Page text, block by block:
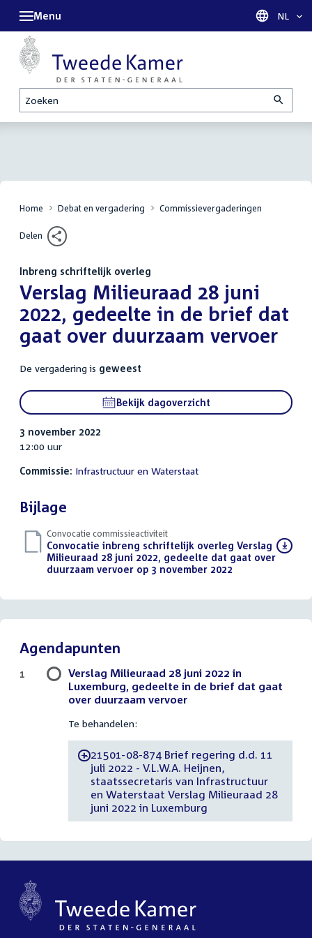
Zoeken
Menu Taal
NL
Home Debat en vergadering Commissievergaderingen
Delen
Inbreng schriftelijk overleg
:Verslag Milieuraad 28 juni
2022, gedeelte in de brief dat
gaat over duurzaam vervoer
De vergadering is geweest
Bekijk dagoverzicht
3 november 2022
12:00 uur
Commissie: Infrastructuur en Waterstaat
Bijlage
Convocatie commissieactiviteit
Download
bestand:
Convocatie inbreng schriftelijk overleg Verslag
Milieuraad 28 juni 2022, gedeelte dat gaat over
duurzaam vervoer op 3 november 2022
Agendapunten
Verslag Milieuraad 28 juni 2022 in
Luxemburg, gedeelte in de brief dat gaat
over duurzaam vervoer
Te behandelen:
-21501-08-874 Brief regering d.d. 11
juli 2022 - V.L.W.A. Heijnen,
staatssecretaris van Infrastructuur
en Waterstaat Verslag Milieuraad 28
juni 2022 in Luxemburg
1